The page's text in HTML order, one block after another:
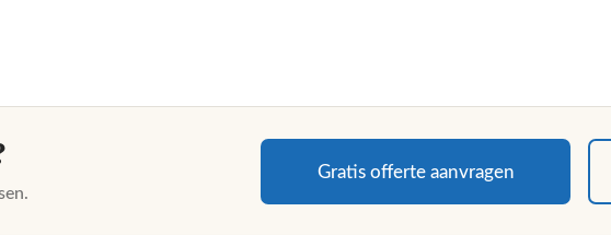
Gratis offerte aanvragen